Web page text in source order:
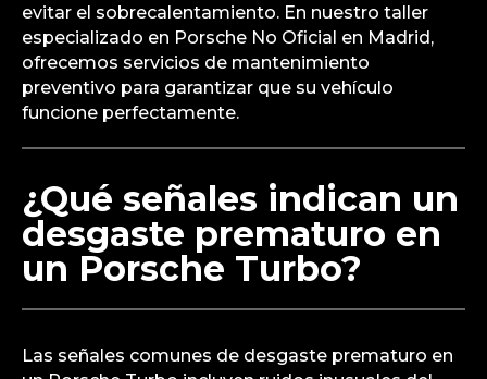
evitar el sobrecalentamiento. En nuestro taller
especializado en Porsche No Oficial en Madrid,
ofrecemos servicios de mantenimiento
preventivo para garantizar que su vehículo
funcione perfectamente.
¿Qué señales indican un
desgaste prematuro en
un Porsche Turbo?
Las señales comunes de desgaste prematuro en